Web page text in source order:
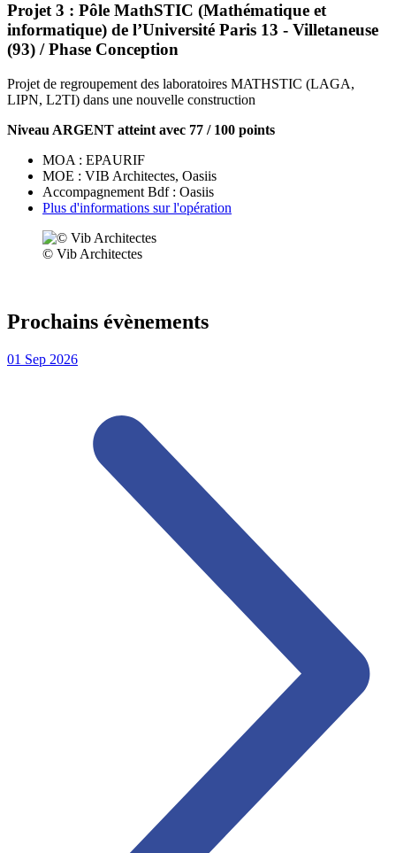
Projet 3 : Pôle MathSTIC (Mathématique et
informatique) de l’Université Paris 13 - Villetaneuse
(93) / Phase Conception
Projet de regroupement des laboratoires MATHSTIC (LAGA,
LIPN, L2TI) dans une nouvelle construction
Niveau ARGENT atteint avec 77 / 100 points
MOA : EPAURIF
MOE : VIB Architectes, Oasiis
Accompagnement Bdf : Oasiis
Plus d'informations sur l'opération
© Vib Architectes
Prochains évènements
01 Sep 2026